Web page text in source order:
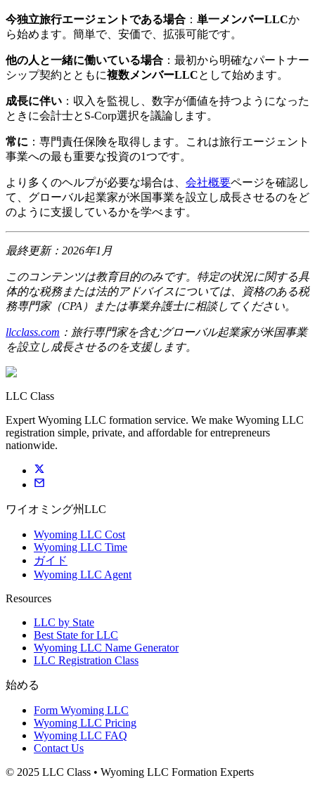
今独立旅行エージェントである場合 ： 単一メンバーLLCか
ら始めます。簡単で、安価で、拡張可能です。
他の人と一緒に働いている場合 ：最初から明確なパートナー
シップ契約とともに複数メンバーLLCとして始めます。
成長に伴い ：収入を監視し、数字が価値を持つようになった
ときに会計士とS-Corp選択を議論します。
常に ：専門責任保険を取得します。これは旅行エージェント
事業への最も重要な投資の1つです。
より多くのヘルプが必要な場合は、 会社概要ページを確認し
て、グローバル起業家が米国事業を設立し成長させるのをど
のように支援しているかを学べます。
最終更新：2026年1月
このコンテンツは教育目的のみです。特定の状況に関する具
体的な税務または法的アドバイスについては、資格のある税
務専門家（CPA）または事業弁護士に相談してください。
llcclass.com ：旅行専門家を含むグローバル起業家が米国事業
を設立し成長させるのを支援します。
LLC Class
Expert Wyoming LLC formation service. We make Wyoming LLC
registration simple, private, and affordable for entrepreneurs
nationwide.
ワイオミング州LLC
Wyoming LLC Cost
Wyoming LLC Time
ガイド
Wyoming LLC Agent
Resources
LLC by State
Best State for LLC
Wyoming LLC Name Generator
LLC Registration Class
始める
Form Wyoming LLC
Wyoming LLC Pricing
Wyoming LLC FAQ
Contact Us
© 2025 LLC Class • Wyoming LLC Formation Experts